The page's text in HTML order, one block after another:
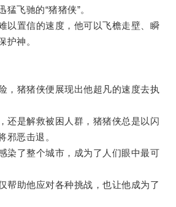
飞驰的“猪猪侠”。
置信的速度，他可以飞檐走壁、瞬
护神。
猪猪侠便展现出他超凡的速度去执
是解救被困人群，猪猪侠总是以闪
邪恶击退。
了整个城市，成为了人们眼中最可
助他应对各种挑战，也让他成为了